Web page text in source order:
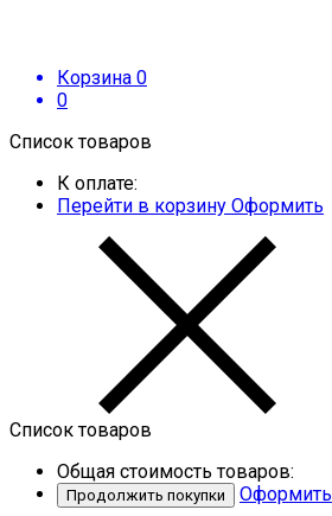
Корзина 0
0
Список товаров
К оплате:
Перейти в корзину Оформить
Список товаров
Общая стоимость товаров:
Продолжить покупки Оформить